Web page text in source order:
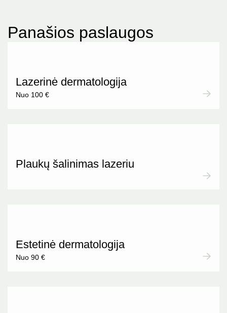
Panašios paslaugos
Lazerinė dermatologija
Nuo 100 €
Plaukų šalinimas lazeriu
Estetinė dermatologija
Nuo 90 €